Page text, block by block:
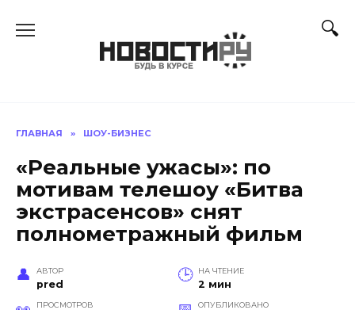
ГЛАВНАЯ » ШОУ-БИЗНЕС
«Реальные ужасы»: по
мотивам телешоу «Битва
экстрасенсов» снят
полнометражный фильм
АВТОР
pred
НА ЧТЕНИЕ
2 мин
ПРОСМОТРОВ ОПУБЛИКОВАНО